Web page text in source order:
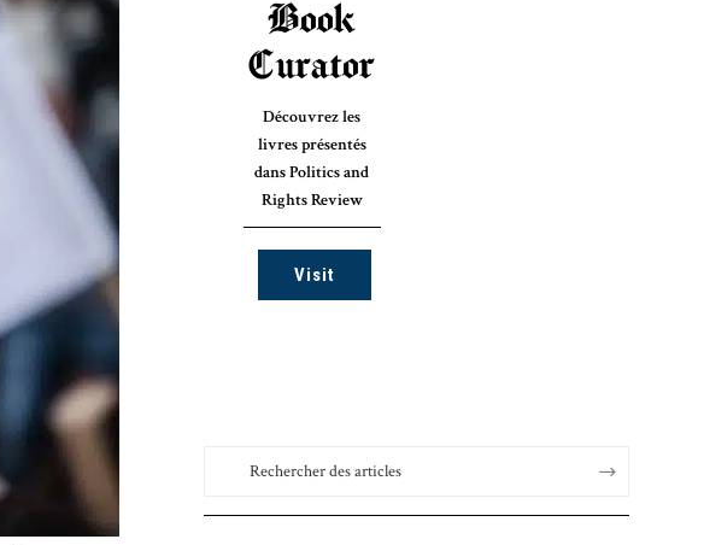
Book
Curator
Découvrez les
livres présentés
dans Politics and
Rights Review
Visit